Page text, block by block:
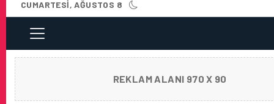
CUMARTESI, AĞUSTOS 8
REKLAM ALANI 970 X 90